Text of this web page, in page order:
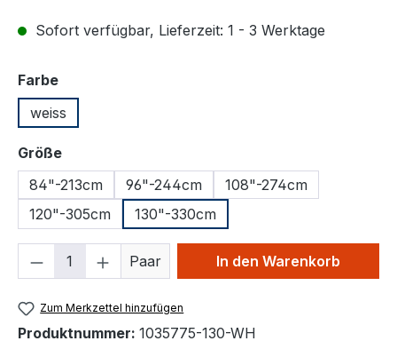
Sofort verfügbar, Lieferzeit: 1 - 3 Werktage
Farbeauswählen
weiss
Größeauswählen
84"-213cm
96"-244cm
108"-274cm
120"-305cm
130"-330cm
Produkt Anzahl: Gib den
Paar In den Warenkorb
Zum Merkzettel hinzufügen
Produktnummer: 1035775-130-WH